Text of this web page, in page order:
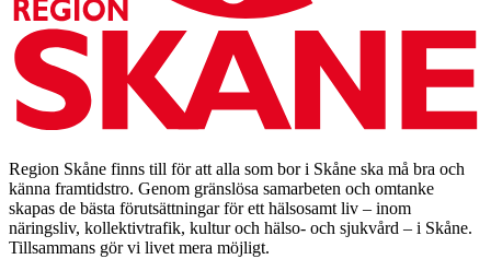
Region Skåne finns till för att alla som bor i Skåne ska må bra och
känna framtidstro. Genom gränslösa samarbeten och omtanke
skapas de bästa förutsättningar för ett hälsosamt liv – inom
näringsliv, kollektivtrafik, kultur och hälso- och sjukvård – i Skåne.
Tillsammans gör vi livet mera möjligt.